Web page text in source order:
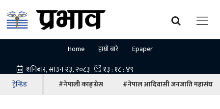
Home हाम्रो बारे Epaper
ट्रेन्डिङ #नेपाली काङ्ग्रेस #नेपाल आदिवासी जनजाति महासंघ